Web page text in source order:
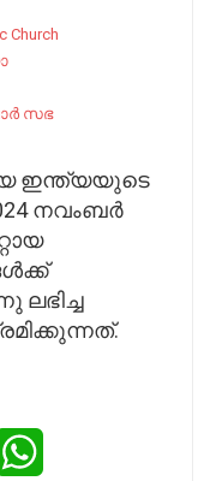
Church
സഭ
ഇന്ത്യയുടെ
നവംബർ
ലഭിച്ച